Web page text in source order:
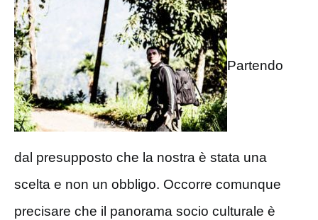
Partendo
dal presupposto che la nostra è stata una
scelta e non un obbligo. Occorre comunque
precisare che il panorama socio culturale è